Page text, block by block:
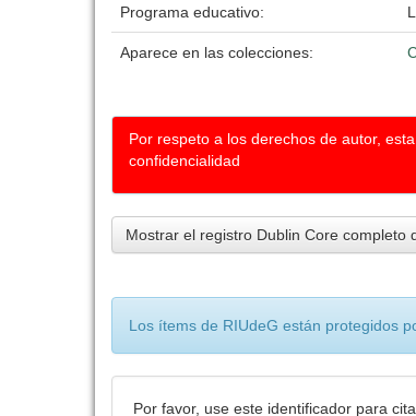
Programa educativo:
Aparece en las colecciones:
Por respeto a los derechos de autor,
confidencialidad
Mostrar el registro Dublin Core completo
Los ítems de RIUdeG están protegidos
Por favor, use este identificador para